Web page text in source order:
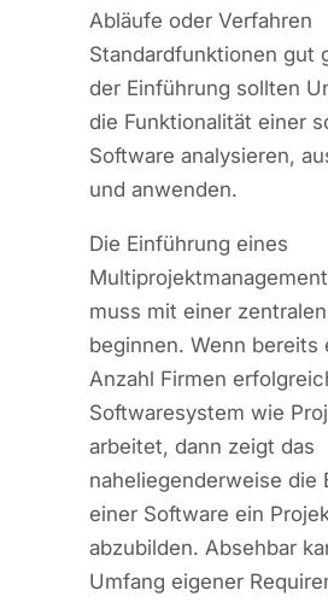
Abläufe oder Verfahren
Standardfunktionen gut
der Einführung sollten
die Funktionalität einer
Software analysieren,
und anwenden.
Die Einführung eines
muss mit einer
beginnen. Wenn bereits
Anzahl Firmen
Softwaresystem wie
arbeitet, dann zeigt das
naheliegenderweise die
einer Software ein
abzubilden. Absehbar
Umfang eigener